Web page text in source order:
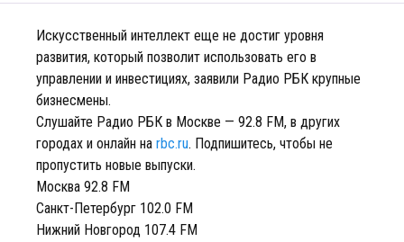
Искусственный интеллект еще не достиг уровня
развития, который позволит использовать его в
управлении и инвестициях, заявили Радио РБК крупные
бизнесмены.
Слушайте Радио РБК в Москве — 92.8 FM, в других
городах и онлайн на rbc.ru. Подпишитесь, чтобы не
пропустить новые выпуски.
Москва 92.8 FM
Санкт-Петербург 102.0 FM
Нижний Новгород 107.4 FM